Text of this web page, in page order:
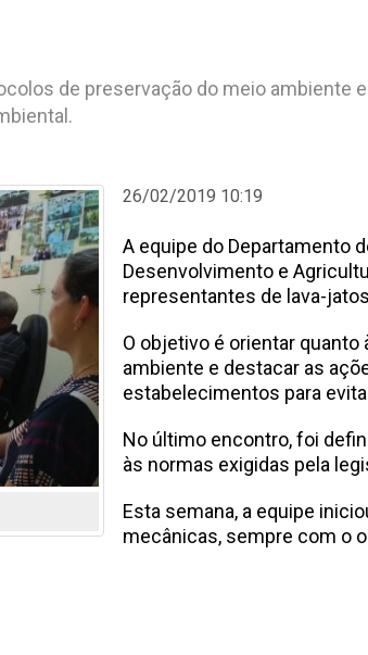
de preservação do meio ambiente
26/02/2019 10:19
A equipe do Departamento
Desenvolvimento e
representantes de lava-
O objetivo é orientar
ambiente e destacar as
estabelecimentos para
No último encontro, foi
às normas exigidas pela
Esta semana, a equipe
mecânicas, sempre com o